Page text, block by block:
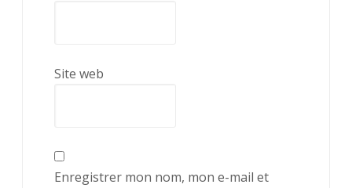
Site web
Enregistrer mon nom, mon e-mail et